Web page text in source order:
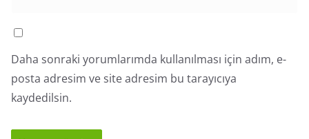
Daha sonraki yorumlarımda kullanılması için adım, e-
posta adresim ve site adresim bu tarayıcıya
kaydedilsin.